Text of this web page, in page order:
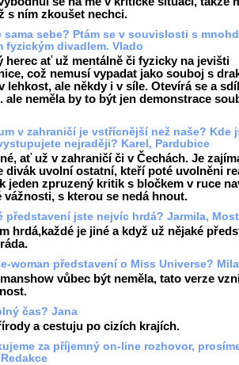
s ním zkoušet nechci.
sama sebe? Ptám se v souvislosti s
fyzickým divadlem. Vlado
herec ať už mentálně či fyzicky na jevišti
což nemusí vypadat jako souboj s
lehkost, ale někdy i v síle. Otevírá se a
ale neměla by to být jen demonstrace
v zahraničí je vstřícnější než naše? Kde
nejraději? Karel, Pardubice
ať už v zahraničí či v Čechách. Je
divák uvolní ostatní, kteří poté uvolněni
jeden zpruzený kritik s bločkem v ruce
s kterou se nedá hnout.
představení jste nejvíc hrdá? Jarmila, Most
hrdá,každé je jiné a když už nějaké
woman představení o Miss Universe?
vůbec být neměla, tato verze
čas? Jana
a cestuju po cizích krajích.
za příjemný on-line rozhovor,